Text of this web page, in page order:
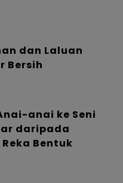
dan Laluan
Bersih
anai ke Seni
daripada
Bentuk